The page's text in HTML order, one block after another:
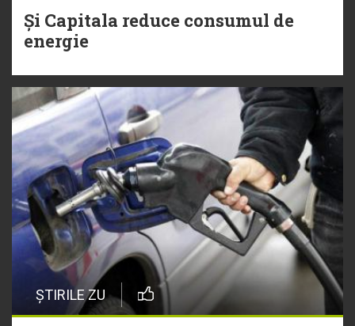
Și Capitala reduce consumul de
energie
ȘTIRILE ZU